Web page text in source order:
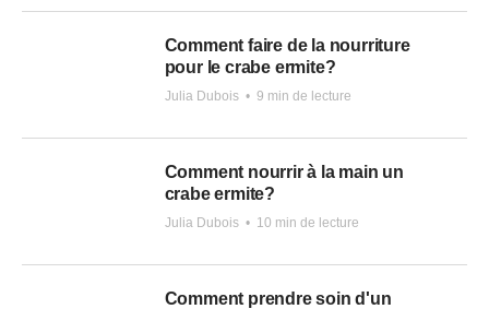
Comment faire de la nourriture
pour le crabe ermite?
Julia Dubois • 9 min de lecture
Comment nourrir à la main un
crabe ermite?
Julia Dubois • 10 min de lecture
Comment prendre soin d'un